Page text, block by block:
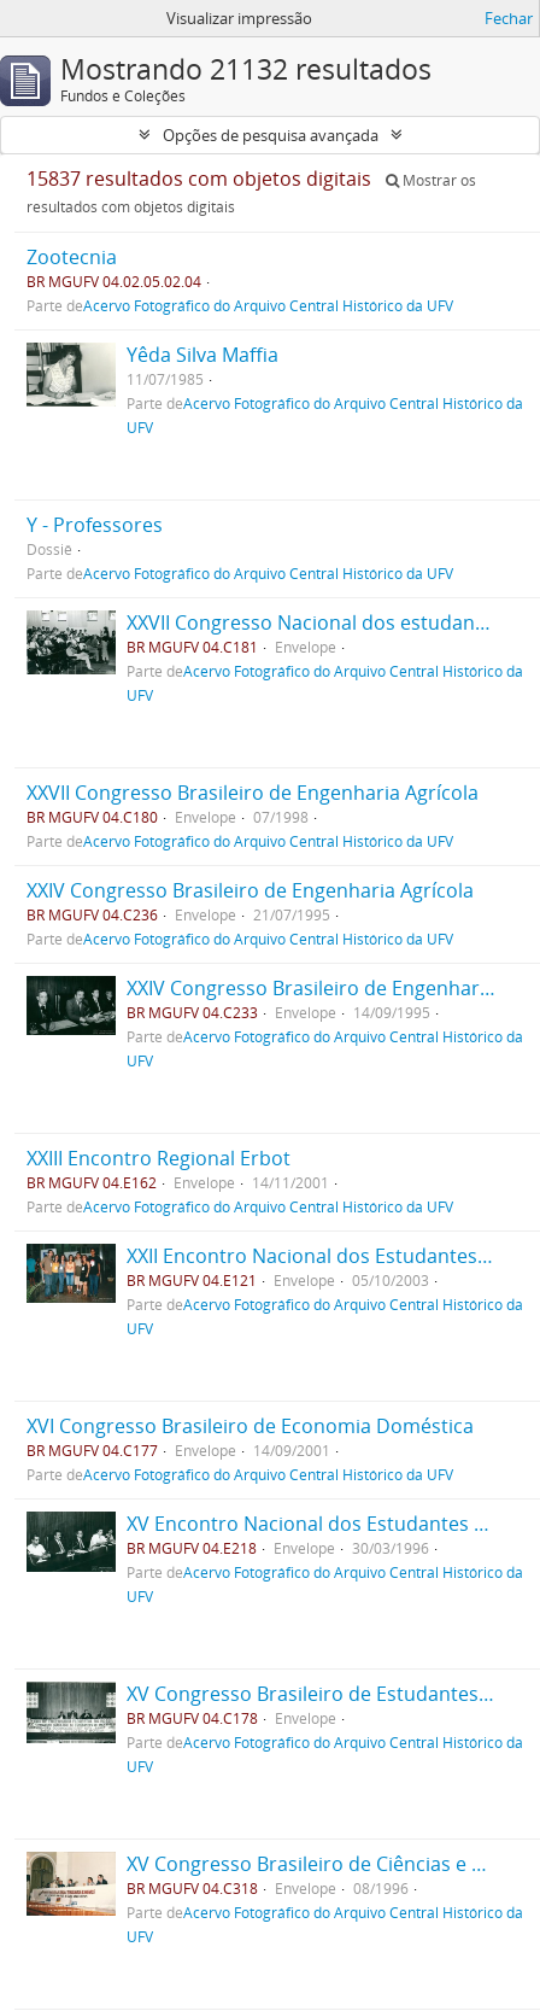
Visualizar impressão Fechar
Mostrando 21132 resultados
Fundos e Coleções
Opções de pesquisa avançada
15837 resultados com objetos digitais
Mostrar os
resultados com objetos digitais
Zootecnia
BR MGUFV 04.02.05.02.04
Parte deAcervo Fotográfico do Arquivo Central Histórico da UFV
Yêda Silva Maffia
11/07/1985
Parte deAcervo Fotográfico do Arquivo Central Histórico da
UFV
Y - Professores
Dossiê
Parte deAcervo Fotográfico do Arquivo Central Histórico da UFV
XXVII Congresso Nacional dos estudantes de Engenharia Florestal
BR MGUFV 04.C181
Envelope
Parte deAcervo Fotográfico do Arquivo Central Histórico da
UFV
XXVII Congresso Brasileiro de Engenharia Agrícola
BR MGUFV 04.C180 Envelope
07/1998
Parte deAcervo Fotográfico do Arquivo Central Histórico da UFV
XXIV Congresso Brasileiro de Engenharia Agrícola
BR MGUFV 04.C236 Envelope
21/07/1995
Parte deAcervo Fotográfico do Arquivo Central Histórico da UFV
XXIV Congresso Brasileiro de Engenharia Agrícola
BR MGUFV 04.C233 Envelope
14/09/1995
Parte deAcervo Fotográfico do Arquivo Central Histórico da
UFV
XXIII Encontro Regional Erbot
BR MGUFV 04.E162 Envelope
14/11/2001
Parte deAcervo Fotográfico do Arquivo Central Histórico da UFV
XXII Encontro Nacional dos Estudantes de Química no Campus da UFV
BR MGUFV 04.E121 Envelope
05/10/2003
Parte deAcervo Fotográfico do Arquivo Central Histórico da
UFV
XVI Congresso Brasileiro de Economia Doméstica
BR MGUFV 04.C177 Envelope
14/09/2001
Parte deAcervo Fotográfico do Arquivo Central Histórico da UFV
XV Encontro Nacional dos Estudantes de Física na UFV
BR MGUFV 04.E218 Envelope
30/03/1996
Parte deAcervo Fotográfico do Arquivo Central Histórico da
UFV
XV Congresso Brasileiro de Estudantes de Engenharia Florestal da UFV
BR MGUFV 04.C178
Envelope
Parte deAcervo Fotográfico do Arquivo Central Histórico da
UFV
XV Congresso Brasileiro de Ciências e Tecnologia de Alimentos
BR MGUFV 04.C318 Envelope
08/1996
Parte deAcervo Fotográfico do Arquivo Central Histórico da
UFV